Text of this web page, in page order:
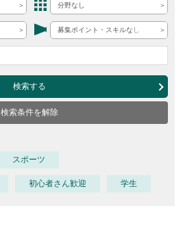
分野なし
募集ポイント・スキルなし
検索する
検索条件を解除
スポーツ
初心者さん歓迎 学生